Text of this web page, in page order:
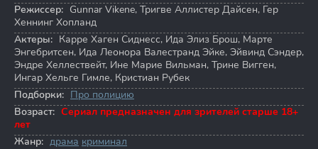
Режиссер: Gunnar Vikene, Тригве Аллистер Дайсен, Гер
Хеннинг Хопланд
Актеры: Карре Хаген Сиднесс, Ида Элиз Брош, Марте
Энгебритсен, Ида Леонора Валестранд Эйке, Эйвинд Сэндер,
Эндре Хеллествейт, Ине Марие Вильман, Трине Вигген,
Ингар Хельге Гимле, Кристиан Рубек
Подборки: Про полицию
Возраст: Сериал предназначен для зрителей старше 18+
лет
Жанр: драма криминал